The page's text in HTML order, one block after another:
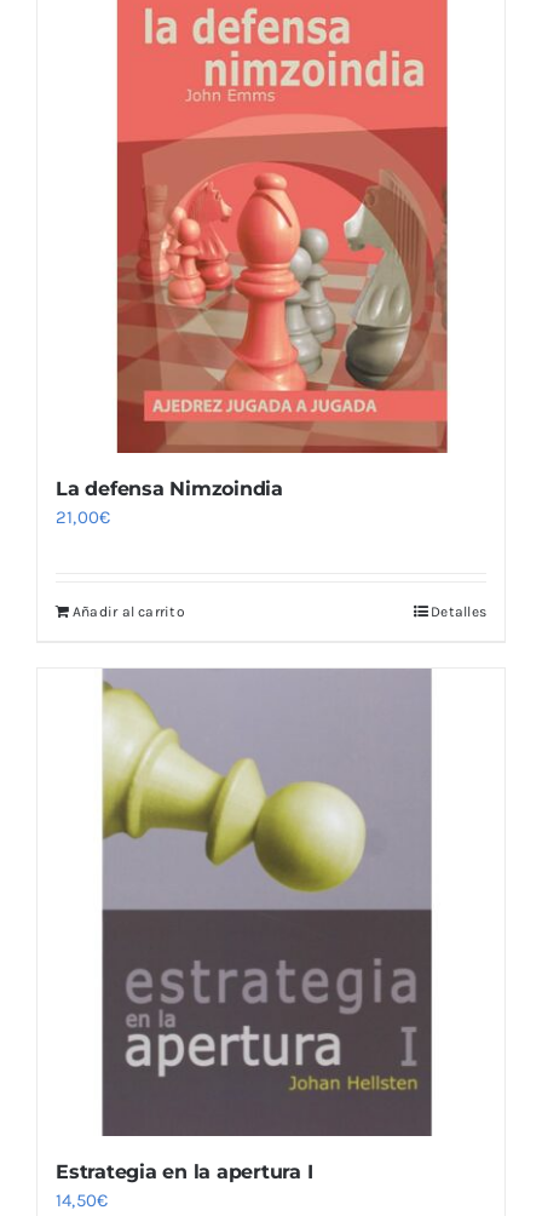
La defensa Nimzoindia
21,00€
Añadir al carrito Detalles
Estrategia en la apertura I
14,50€